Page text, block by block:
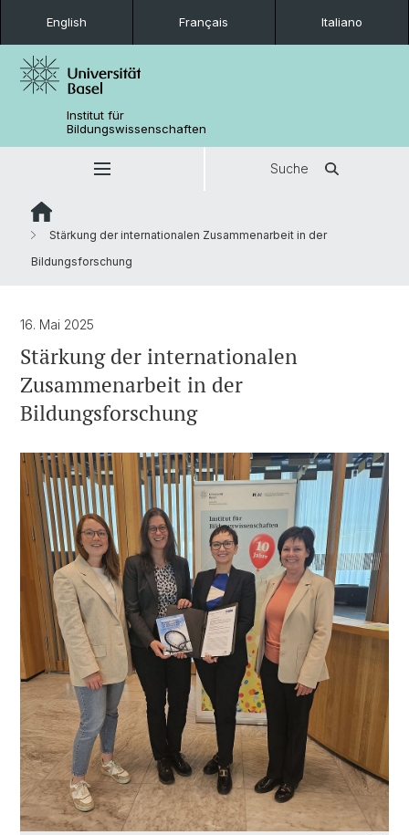
English Français Italiano
Institut für
Bildungswissenschaften
Suche
Stärkung der internationalen Zusammenarbeit in der
Bildungsforschung
16. Mai 2025
Stärkung der internationalen
Zusammenarbeit in der
Bildungsforschung